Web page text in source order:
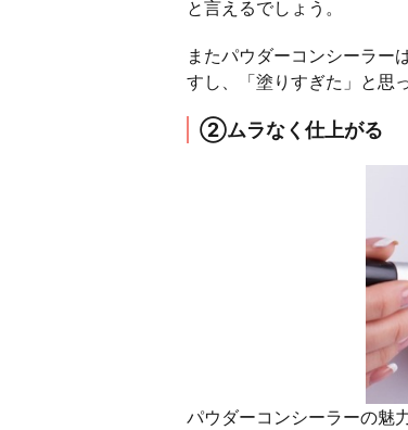
と言えるでしょう。
またパウダーコンシーラー
すし、「塗りすぎた」と思
②ムラなく仕上がる
パウダーコンシーラーの魅